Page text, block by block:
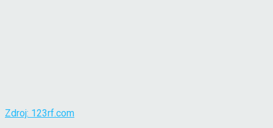
Zdroj: 123rf.com